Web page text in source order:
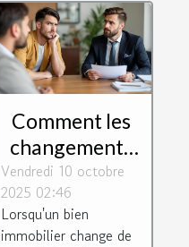
Comment les
changements
de propriété
affectent-ils
les contrats de
Vendredi 10 octobre
2025 02:46
Lorsqu'un bien
immobilier change de